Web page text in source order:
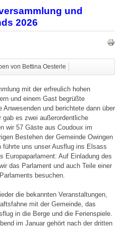
und
2026
von Bettina Oesterle
mit der erfreulich hohen
und einem Gast begrüßte
Anwesenden und berichtete dann über
es zwei außerordentliche
wir 57 Gäste aus Coudoux im
Bestehen der Gemeinde Owingen
uns unser Ausflug ins Elsass
Europaparlament: Auf Einladung des
das Parlament und auch Teile einer
besuchen.
die bekannten Veranstaltungen,
mit der Gemeinde, das
in die Berge und die Ferienspiele.
im Januar gehört nach der dritten